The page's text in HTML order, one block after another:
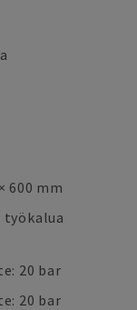
600 mm
työkalua
20 bar
20 bar